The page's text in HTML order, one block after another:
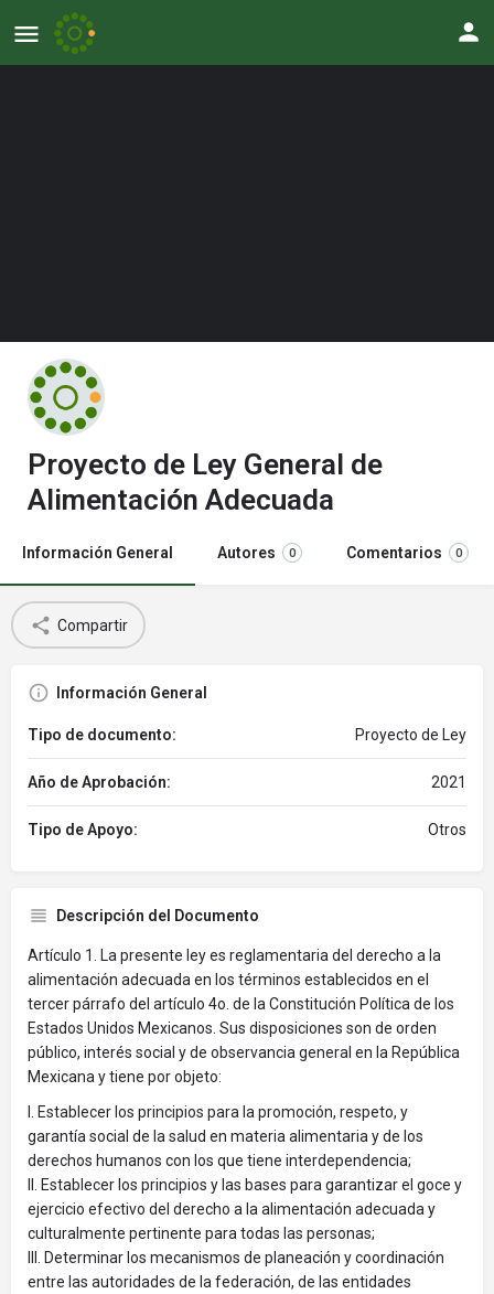
Proyecto de Ley General de
Alimentación Adecuada
Información General Autores 0 Comentarios 0
Compartir
Información General
Tipo de documento: Proyecto de Ley
Año de Aprobación: 2021
Tipo de Apoyo: Otros
Descripción del Documento
Artículo 1. La presente ley es reglamentaria del derecho a la
alimentación adecuada en los términos establecidos en el
tercer párrafo del artículo 4o. de la Constitución Política de los
Estados Unidos Mexicanos. Sus disposiciones son de orden
público, interés social y de observancia general en la República
Mexicana y tiene por objeto:
I. Establecer los principios para la promoción, respeto, y
garantía social de la salud en materia alimentaria y de los
derechos humanos con los que tiene interdependencia;
II. Establecer los principios y las bases para garantizar el goce y
ejercicio efectivo del derecho a la alimentación adecuada y
culturalmente pertinente para todas las personas;
III. Determinar los mecanismos de planeación y coordinación
entre las autoridades de la federación, de las entidades